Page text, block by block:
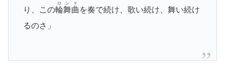
り、この輪舞曲
ロンド
を奏で続け、歌い続け、舞い続け
るのさ」